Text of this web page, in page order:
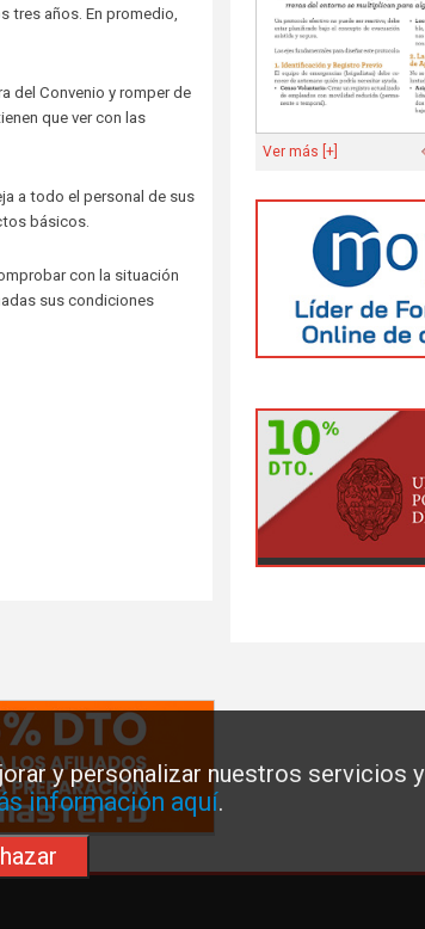
y personalizar nuestros servicios y
información aquí.
tres años. En promedio,
del Convenio y romper de
que ver con las
a todo el personal de sus
básicos.
con la situación
sus condiciones
Ver más [+]